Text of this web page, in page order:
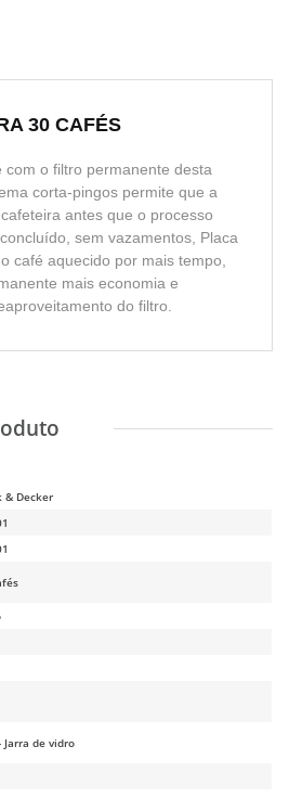
30 CAFÉS
com o filtro permanente desta
corta-pingos permite que a
antes que o processo
sem vazamentos, Placa
café aquecido por mais tempo,
mais economia e
do filtro.
& Decker
Jarra de vidro